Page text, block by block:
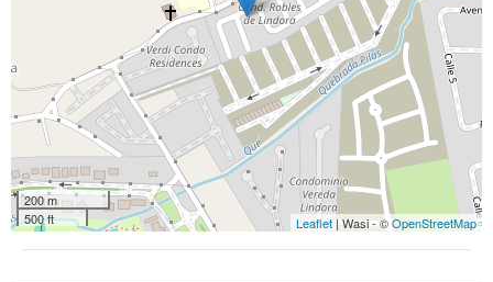
200 m
500 ft
Leaflet | Wasi - ©OpenStreetMap